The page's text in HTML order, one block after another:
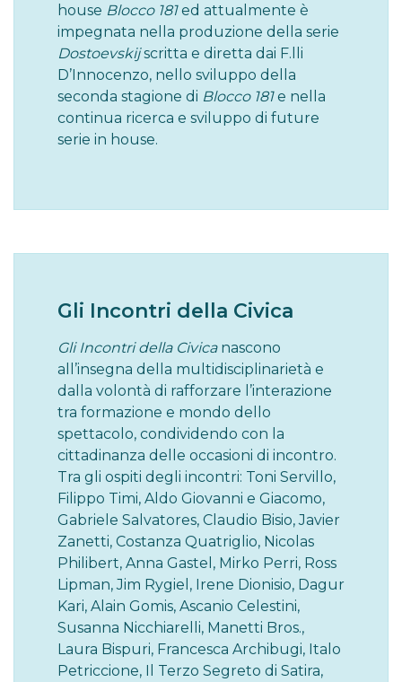
house Blocco 181ed attualmente è
impegnata nella produzione della serie
Dostoevskijscritta e diretta dai F.lli
D’Innocenzo, nello sviluppo della
seconda stagione di Blocco 181e nella
continua ricerca e sviluppo di future
serie in house.
Gli Incontri della Civica
Gli Incontri della Civica nascono
all’insegna della multidisciplinarietà e
dalla volontà di rafforzare l’interazione
tra formazione e mondo dello
spettacolo, condividendo con la
cittadinanza delle occasioni di incontro.
Tra gli ospiti degli incontri: Toni Servillo,
Filippo Timi, Aldo Giovanni e Giacomo,
Gabriele Salvatores, Claudio Bisio, Javier
Zanetti, Costanza Quatriglio, Nicolas
Philibert, Anna Gastel, Mirko Perri, Ross
Lipman, Jim Rygiel, Irene Dionisio, Dagur
Kari, Alain Gomis, Ascanio Celestini,
Susanna Nicchiarelli, Manetti Bros.,
Laura Bispuri, Francesca Archibugi, Italo
Petriccione, Il Terzo Segreto di Satira,